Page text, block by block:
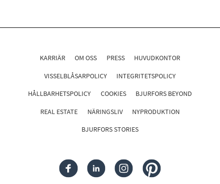
KARRIÄR OM OSS PRESS HUVUDKONTOR
VISSELBLÅSARPOLICY INTEGRITETSPOLICY
HÅLLBARHETSPOLICY COOKIES BJURFORS BEYOND
REAL ESTATE NÄRINGSLIV NYPRODUKTION
BJURFORS STORIES